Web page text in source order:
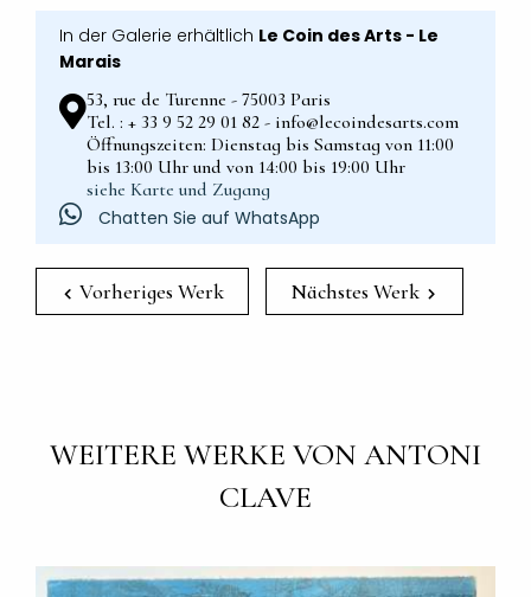
In der Galerie erhältlich Le Coin des Arts - Le
Marais
53, rue de Turenne - 75003 Paris
Tel. : + 33 9 52 29 01 82 - info@lecoindesarts.com
Öffnungszeiten: Dienstag bis Samstag von 11:00
bis 13:00 Uhr und von 14:00 bis 19:00 Uhr
siehe Karte und Zugang
Chatten Sie auf WhatsApp
Vorheriges Werk Nächstes Werk
WEITERE WERKE VON ANTONI
CLAVE